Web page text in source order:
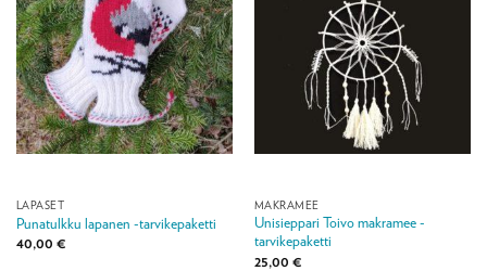
LAPASET
Punatulkku lapanen -tarvikepaketti
40,00 €
MAKRAMEE
Unisieppari Toivo makramee -
tarvikepaketti
25,00 €